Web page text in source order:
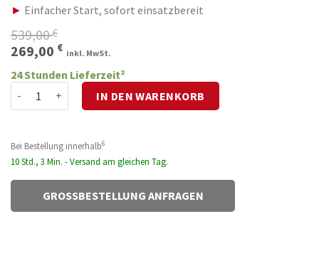
► Einfacher Start, sofort einsatzbereit
539,00€
Ursprünglicher
Preis
war:
539,00 €
269,00 €Aktueller
Preis
ist:
269,00 €.
inkl. MwSt.
24 Stunden Lieferzeit²
420LED® TIPI Growset 80x80x180cm, 100 Watt CARA Menge
IN DEN WARENKORB
Bei Bestellung innerhalb6
10 Std., 3 Min. - Versand am gleichen Tag.
GROSSBESTELLUNG ANFRAGEN